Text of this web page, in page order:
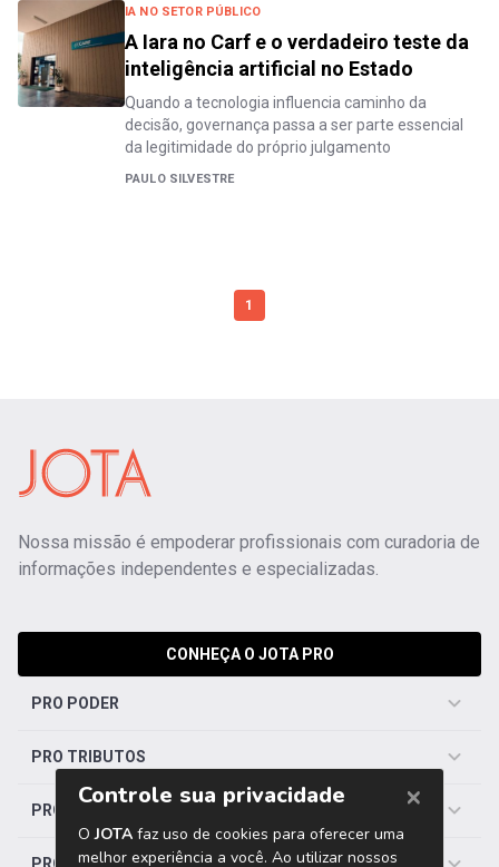
IA NO SETOR PÚBLICO
A Iara no Carf e o verdadeiro teste da
inteligência artificial no Estado
Quando a tecnologia influencia caminho da
decisão, governança passa a ser parte essencial
da legitimidade do próprio julgamento
PAULO SILVESTRE
1
Nossa missão é empoderar profissionais com curadoria de
informações independentes e especializadas.
CONHEÇA O JOTA PRO
PRO PODER
PRO TRIBUTOS
PRO TRABALHISTA